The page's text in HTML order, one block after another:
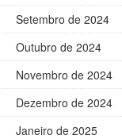
Setembro de 2024
Outubro de 2024
Novembro de 2024
Dezembro de 2024
Janeiro de 2025